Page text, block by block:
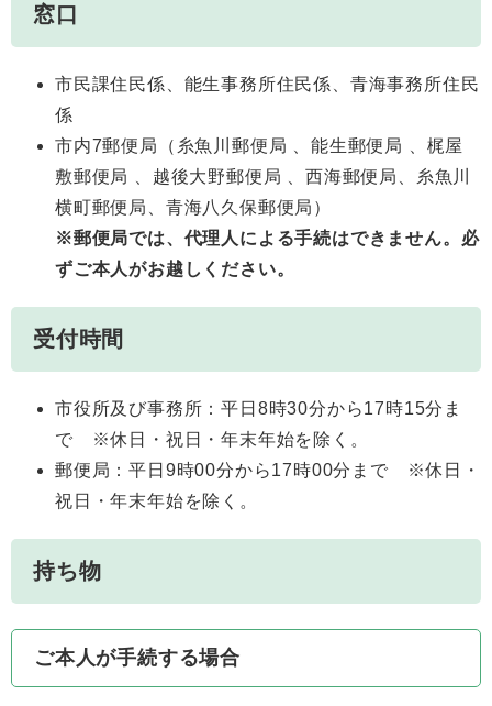
窓口
市民課住民係、能生事務所住民係、青海事務所住民
係
市内7郵便局（糸魚川郵便局 、能生郵便局 、梶屋
敷郵便局 、越後大野郵便局 、西海郵便局、糸魚川
横町郵便局、青海八久保郵便局）
※郵便局では、代理人による手続はできません。必
ずご本人がお越しください。
受付時間
市役所及び事務所：平日8時30分から17時15分ま
で ※休日・祝日・年末年始を除く。
郵便局：平日9時00分から17時00分まで ※休日・
祝日・年末年始を除く。
持ち物
ご本人が手続する場合